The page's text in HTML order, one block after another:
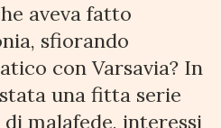
aveva fatto
sfiorando
con Varsavia? In
una fitta serie
di malafede, interessi